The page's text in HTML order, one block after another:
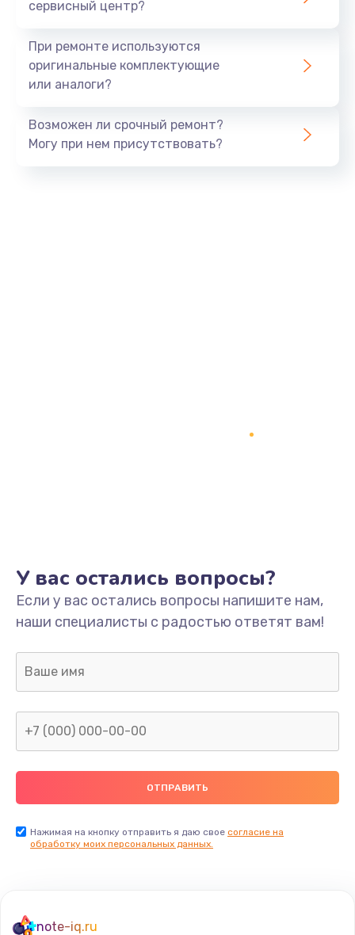
сервисный центр?
При ремонте используются
оригинальные комплектующие
или аналоги?
Возможен ли срочный ремонт?
Могу при нем присутствовать?
У вас остались вопросы?
Если у вас остались вопросы напишите нам,
наши специалисты с радостью ответят вам!
Нажимая на кнопку отправить я даю свое согласие на
обработку моих персональных данных.
note-iq.ru